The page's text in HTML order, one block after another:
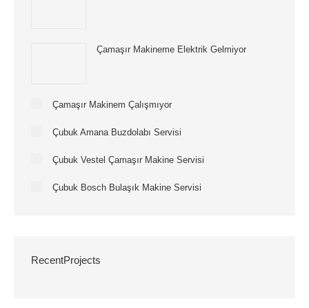
Çamaşır Makineme Elektrik Gelmiyor
Çamaşır Makinem Çalışmıyor
Çubuk Amana Buzdolabı Servisi
Çubuk Vestel Çamaşır Makine Servisi
Çubuk Bosch Bulaşık Makine Servisi
RecentProjects